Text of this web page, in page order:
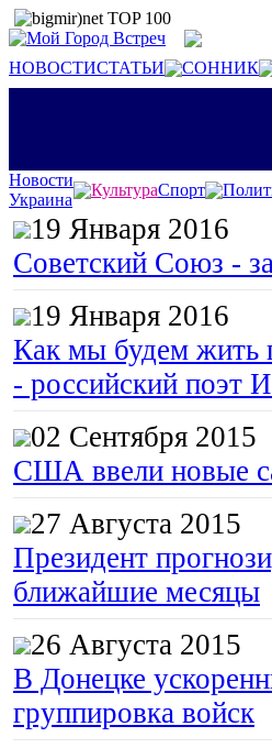
НОВОСТИСТАТЬИ СОННИК
Новости
Украина
КультураСпорт
19 Января 2016
Советский Союз -
19 Января 2016
Как мы будем жить
- российский поэт
02 Сентября 2015
США ввели новые
27 Августа 2015
Президент
ближайшие месяцы
26 Августа 2015
В Донецке
группировка войск